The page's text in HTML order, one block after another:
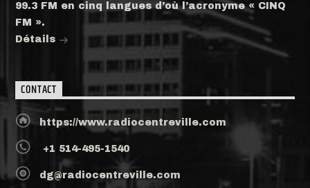
99.3 FM en cinq langues d’où l’acronyme « CINQ
FM ».
Détails
CONTACT
https://www.radiocentreville.com
+1 514-495-1540
dg@radiocentreville.com